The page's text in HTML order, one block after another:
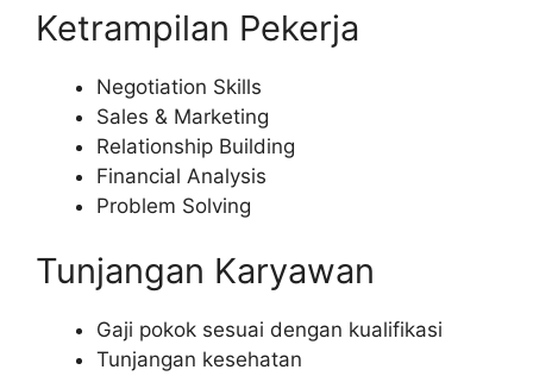
Ketrampilan Pekerja
Negotiation Skills
Sales & Marketing
Relationship Building
Financial Analysis
Problem Solving
Tunjangan Karyawan
Gaji pokok sesuai dengan kualifikasi
Tunjangan kesehatan